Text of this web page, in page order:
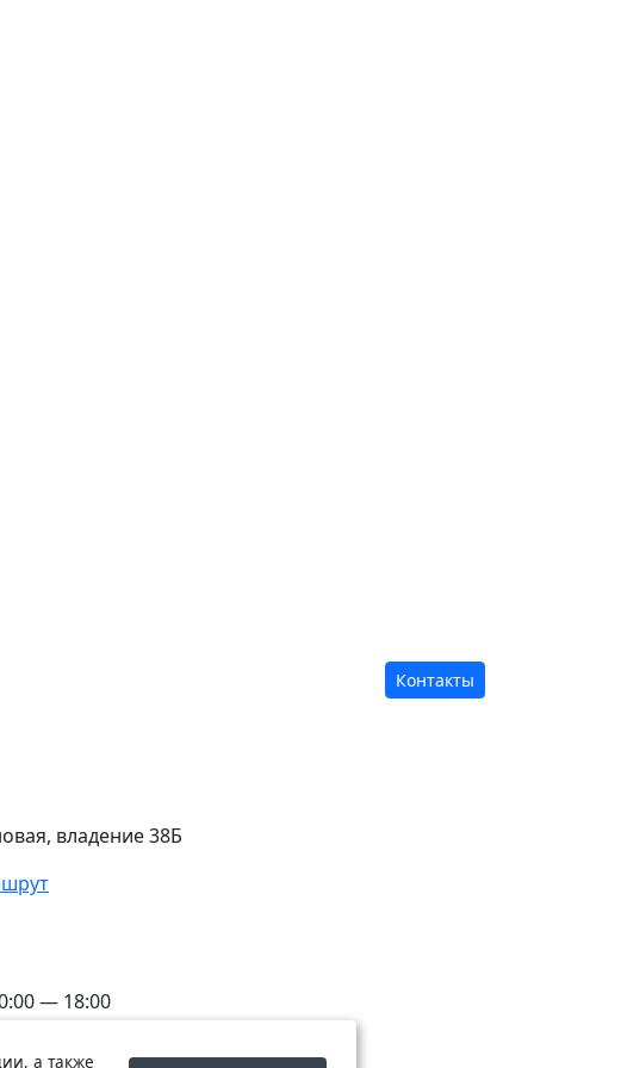
Контакты
владение 38Б
— 18:00
а также